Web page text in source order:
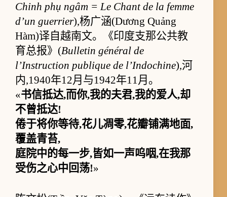
Chinh phụ ngâm = Le Chant de la femme
d’un guerrier),杨广涵(Dương Quảng
Hàm)译自越南文。《印度支那公共教
育总报》(Bulletin général de
l’Instruction publique de l’Indochine),河
内,1940年12月与1942年11月。
«书信抵达,而你,我的夫君,我的爱人,却
不曾抵达!
倦于将你等待,花儿凋零,花瓣铺满地面,
覆盖青苔,
庭院中的每一步,皆如一声呜咽,在我那
受伤之心中回荡!»